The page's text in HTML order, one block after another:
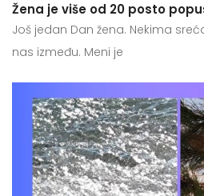
Žena je više od 20 posto
Još jedan Dan žena. Nekima
nas između. Meni je